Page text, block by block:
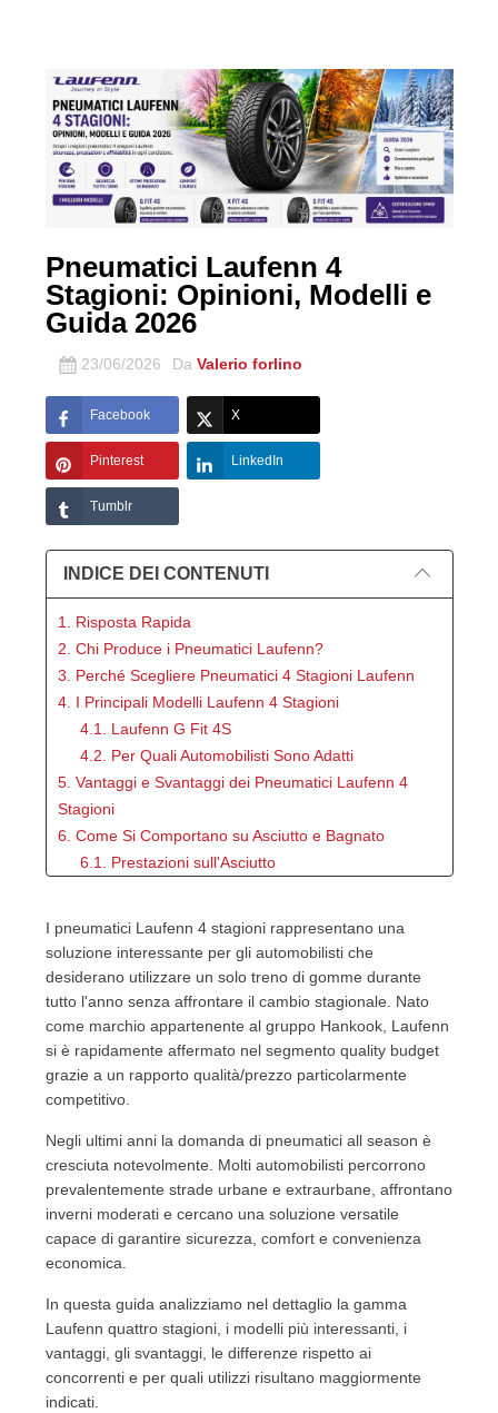
Pneumatici Laufenn 4
Stagioni: Opinioni, Modelli e
Guida 2026
23/06/2026 Da Valerio forlino
Facebook X
Pinterest LinkedIn
Tumblr
INDICE DEI CONTENUTI
1. Risposta Rapida
2. Chi Produce i Pneumatici Laufenn?
3. Perché Scegliere Pneumatici 4 Stagioni Laufenn
4. I Principali Modelli Laufenn 4 Stagioni
4.1. Laufenn G Fit 4S
4.2. Per Quali Automobilisti Sono Adatti
5. Vantaggi e Svantaggi dei Pneumatici Laufenn 4
Stagioni
6. Come Si Comportano su Asciutto e Bagnato
6.1. Prestazioni sull'Asciutto
8. Confronto Laufenn 4 Stagioni vs Concorrenti
8.1. Laufenn o Pneumatici Premium?
9. Rapporto Qualità Prezzo
10. Quando Conviene Scegliere Laufenn 4 Stagioni
10.1. Sì, Se Vivi in Zone dal Clima Moderato
10.2. Sì, Se Vuoi Evitare il Cambio Stagionale
10.3. No, Se Vivi in Alta Montagna
12. Domande Frequenti sui Pneumatici Laufenn 4
Stagioni
12.1. I pneumatici Laufenn 4 stagioni sono
affidabili?
12.2. Chi produce le gomme Laufenn?
essere utilizzate tutto l'anno?
12.4. I pneumatici Laufenn 4 stagioni sono adatti
alla neve?
12.5. Quanto durano i pneumatici Laufenn 4
I pneumatici Laufenn 4 stagioni rappresentano una
soluzione interessante per gli automobilisti che
desiderano utilizzare un solo treno di gomme durante
tutto l'anno senza affrontare il cambio stagionale. Nato
come marchio appartenente al gruppo Hankook, Laufenn
si è rapidamente affermato nel segmento quality budget
grazie a un rapporto qualità/prezzo particolarmente
competitivo.
Negli ultimi anni la domanda di pneumatici all season è
cresciuta notevolmente. Molti automobilisti percorrono
prevalentemente strade urbane e extraurbane, affrontano
inverni moderati e cercano una soluzione versatile
capace di garantire sicurezza, comfort e convenienza
economica.
In questa guida analizziamo nel dettaglio la gamma
Laufenn quattro stagioni, i modelli più interessanti, i
vantaggi, gli svantaggi, le differenze rispetto ai
concorrenti e per quali utilizzi risultano maggiormente
indicati.